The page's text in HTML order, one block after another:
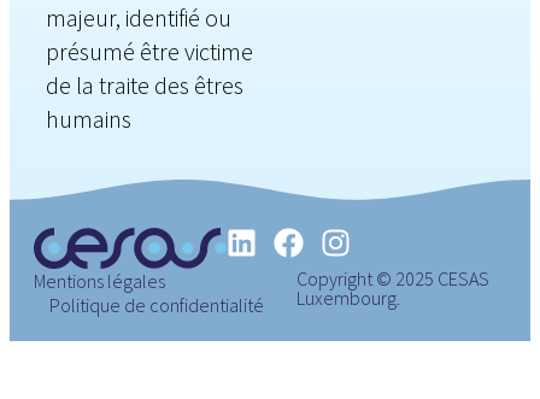
majeur, identifié ou
présumé être victime
de la traite des êtres
humains
Copyright © 2025 CESAS
Luxembourg.
Mentions légales
Politique de confidentialité